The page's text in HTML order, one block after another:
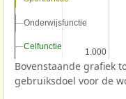
1.000
1.000
Onderwijsfunctie
Onderwijsfunctie
Celfunctie
Celfunctie
Bovenstaande grafiek
gebruiksdoel voor de